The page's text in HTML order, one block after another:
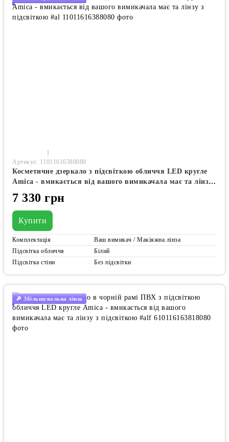
1
Артикул: 11011616388080
Косметичне дзеркало з підсвіткою обличчя LED кругле
Amica - вмикається від вашого вимикачала має та лінзу
з підсвіткою #al
7 330 грн
Купити
Комплектація
Ваш вимикач / Макіяжна лінза
Підсвітка обличчя
Білий
Підсвітка стіни
Без підсвітки
🔎 Збільшувальна лінза